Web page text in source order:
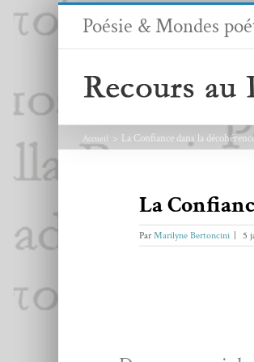
Passer
Poésie & Mondes
Accueil La Confiance dans la
La
ParMarilyne Bertoncini 5